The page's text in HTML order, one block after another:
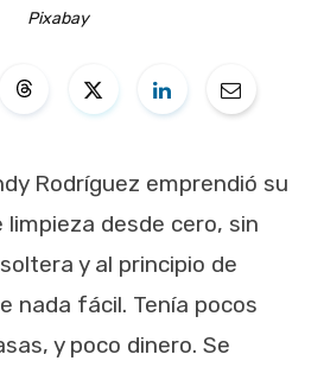
Pixabay
Rodríguez emprendió su
limpieza desde cero, sin
y al principio de
nada fácil. Tenía pocos
y poco dinero. Se